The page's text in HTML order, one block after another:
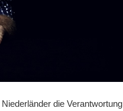
die Verantwortung